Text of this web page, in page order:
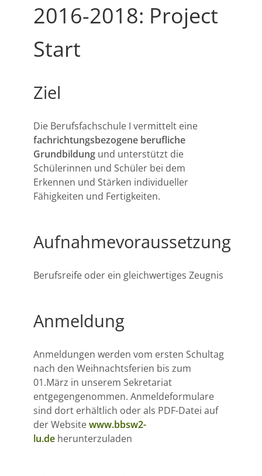
2016-2018: Project
Start
Ziel
Die Berufsfachschule I vermittelt eine
fachrichtungsbezogene berufliche
Grundbildungund unterstützt die
Schülerinnen und Schüler bei dem
Erkennen und Stärken individueller
Fähigkeiten und Fertigkeiten.
Aufnahmevoraussetzung
Berufsreife oder ein gleichwertiges Zeugnis
Anmeldung
Anmeldungen werden vom ersten Schultag
nach den Weihnachtsferien bis zum
01.März in unserem Sekretariat
entgegengenommen. Anmeldeformulare
sind dort erhältlich oder als PDF-Datei auf
der Websitewww.bbsw2-
lu.deherunterzuladen